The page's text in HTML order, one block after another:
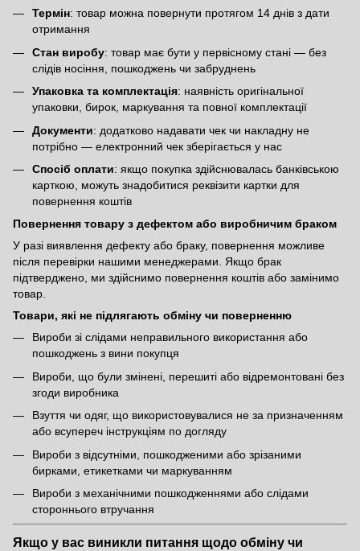
Термін: товар можна повернути протягом 14 днів з дати
отримання
Стан виробу: товар має бути у первісному стані — без
слідів носіння, пошкоджень чи забруднень
Упаковка та комплектація: наявність оригінальної
упаковки, бирок, маркування та повної комплектації
Документи: додатково надавати чек чи накладну не
потрібно — електронний чек зберігається у нас
Спосіб оплати: якщо покупка здійснювалась банківською
карткою, можуть знадобитися реквізити картки для
повернення коштів
Повернення товару з дефектом або виробничим браком
У разі виявлення дефекту або браку, повернення можливе
після перевірки нашими менеджерами. Якщо брак
підтверджено, ми здійснимо повернення коштів або замінимо
товар.
Товари, які не підлягають обміну чи поверненню
Вироби зі слідами неправильного використання або
пошкоджень з вини покупця
Вироби, що були змінені, перешиті або відремонтовані без
згоди виробника
Взуття чи одяг, що використовувалися не за призначенням
або всупереч інструкціям по догляду
Вироби з відсутніми, пошкодженими або зрізаними
бирками, етикетками чи маркуванням
Вироби з механічними пошкодженнями або слідами
стороннього втручання
Якщо у вас виникли питання щодо обміну чи